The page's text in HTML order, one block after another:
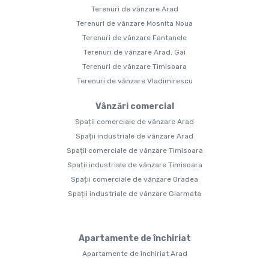
Terenuri de vânzare Arad
Terenuri de vânzare Mosnita Noua
Terenuri de vânzare Fantanele
Terenuri de vânzare Arad, Gai
Terenuri de vânzare Timisoara
Terenuri de vânzare Vladimirescu
Vânzări comercial
Spații comerciale de vânzare Arad
Spații industriale de vânzare Arad
Spații comerciale de vânzare Timisoara
Spații industriale de vânzare Timisoara
Spații comerciale de vânzare Oradea
Spații industriale de vânzare Giarmata
Apartamente de închiriat
Apartamente de închiriat Arad